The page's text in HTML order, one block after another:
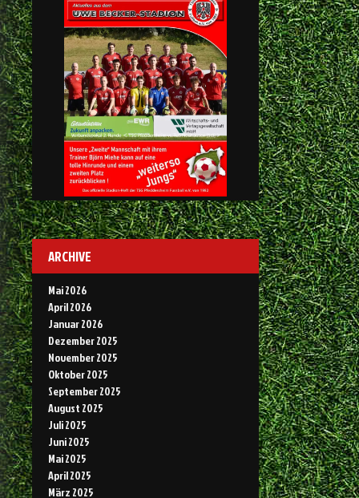
ARCHIVE
Mai 2026
April 2026
Januar 2026
Dezember 2025
November 2025
Oktober 2025
September 2025
August 2025
Juli 2025
Juni 2025
Mai 2025
April 2025
März 2025